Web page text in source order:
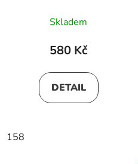
Skladem
580 Kč
DETAIL
158